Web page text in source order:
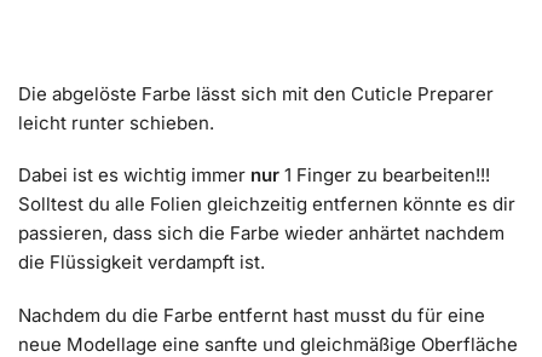
Die abgelöste Farbe lässt sich mit den Cuticle Preparer
leicht runter schieben.
Dabei ist es wichtig immer nur 1 Finger zu bearbeiten!!!
Solltest du alle Folien gleichzeitig entfernen könnte es dir
passieren, dass sich die Farbe wieder anhärtet nachdem
die Flüssigkeit verdampft ist.
Nachdem du die Farbe entfernt hast musst du für eine
neue Modellage eine sanfte und gleichmäßige Oberfläche